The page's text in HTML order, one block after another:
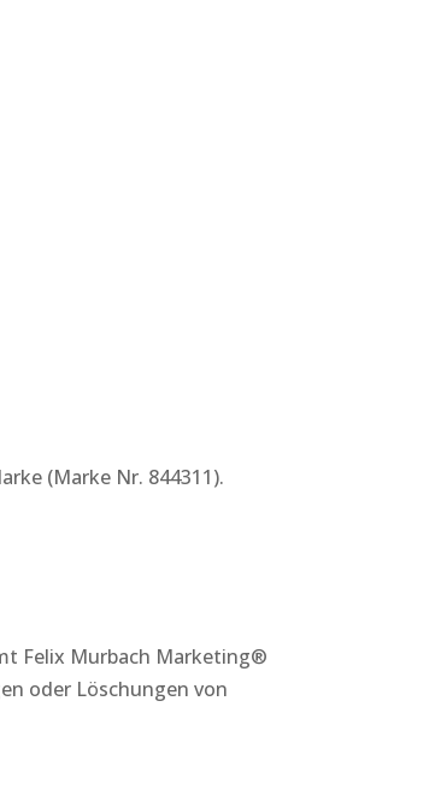
(Marke Nr. 844311).
Felix Murbach Marketing®
oder Löschungen von